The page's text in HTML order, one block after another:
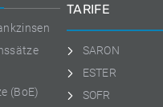
(BoE)
TARIFE
SARON
ESTER
SOFR